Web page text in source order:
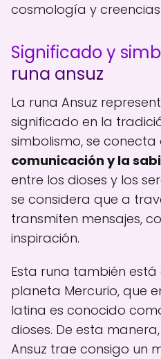
cosmología y creencias
Significado y
runa ansuz
La runa Ansuz
significado en la
simbolismo, se
comunicación y la
entre los dioses y los
se considera que a
transmiten mensajes,
inspiración.
Esta runa también
planeta Mercurio, que
latina es conocido
dioses. De esta
Ansuz trae consigo un